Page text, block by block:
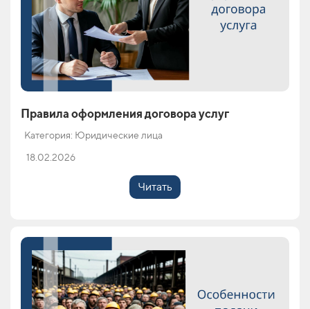
Правила оформления договора услуг
Категория: Юридические лица
18.02.2026
Читать